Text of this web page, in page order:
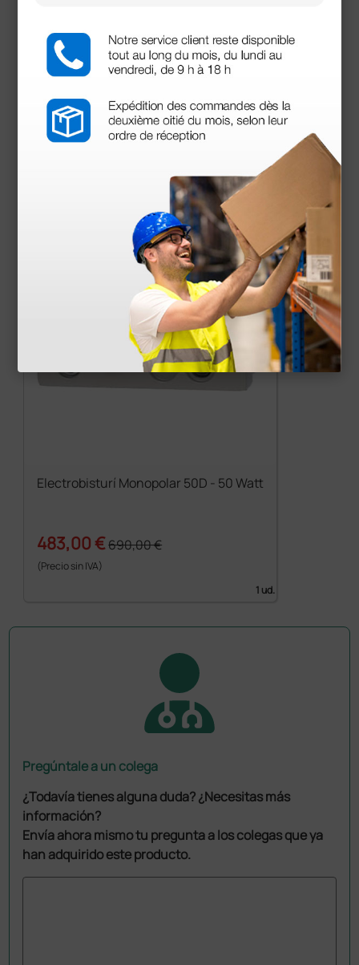
Electrobisturí Mono-bipolar MB 160D - 160 Watt
836,00 € 1.100,00 €
(Precio sin IVA)
Productos similares
Electrobisturí Monopolar 50D - 50 Watt
483,00 €690,00 €
(Precio sin IVA)
1 ud.
Pregúntale a un colega
¿Todavía tienes alguna duda? ¿Necesitas más
información?
Envía ahora mismo tu pregunta a los colegas que ya
han adquirido este producto.